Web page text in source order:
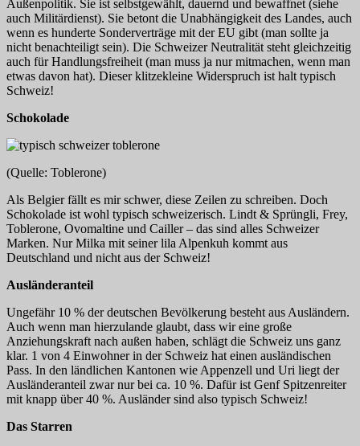
Außenpolitik. Sie ist selbstgewählt, dauernd und bewaffnet (siehe
auch Militärdienst). Sie betont die Unabhängigkeit des Landes, auch
wenn es hunderte Sonderverträge mit der EU gibt (man sollte ja
nicht benachteiligt sein). Die Schweizer Neutralität steht gleichzeitig
auch für Handlungsfreiheit (man muss ja nur mitmachen, wenn man
etwas davon hat). Dieser klitzekleine Widerspruch ist halt typisch
Schweiz!
Schokolade
(Quelle: Toblerone)
Als Belgier fällt es mir schwer, diese Zeilen zu schreiben. Doch
Schokolade ist wohl typisch schweizerisch. Lindt & Sprüngli, Frey,
Toblerone, Ovomaltine und Cailler – das sind alles Schweizer
Marken. Nur Milka mit seiner lila Alpenkuh kommt aus
Deutschland und nicht aus der Schweiz!
Ausländeranteil
Ungefähr 10 % der deutschen Bevölkerung besteht aus Ausländern.
Auch wenn man hierzulande glaubt, dass wir eine große
Anziehungskraft nach außen haben, schlägt die Schweiz uns ganz
klar. 1 von 4 Einwohner in der Schweiz hat einen ausländischen
Pass. In den ländlichen Kantonen wie Appenzell und Uri liegt der
Ausländeranteil zwar nur bei ca. 10 %. Dafür ist Genf Spitzenreiter
mit knapp über 40 %. Ausländer sind also typisch Schweiz!
Das Starren